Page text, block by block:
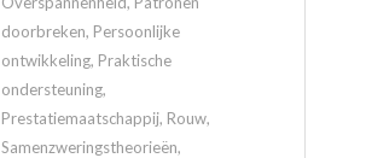
doorbreken, Persoonlijke
ontwikkeling, Praktische
ondersteuning,
Prestatiemaatschappij, Rouw,
Samenzweringstheorieën,